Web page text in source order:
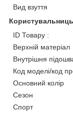
Вид взуття
ID Товару :
Верхній матеріал
Внутрішня
Код моделі/код
Основний колір
Сезон
Спорт